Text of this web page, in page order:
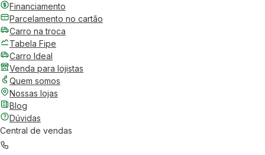
Financiamento
Parcelamento no cartão
Carro na troca
Tabela Fipe
Carro Ideal
Venda para lojistas
Quem somos
Nossas lojas
Blog
Dúvidas
Central de vendas